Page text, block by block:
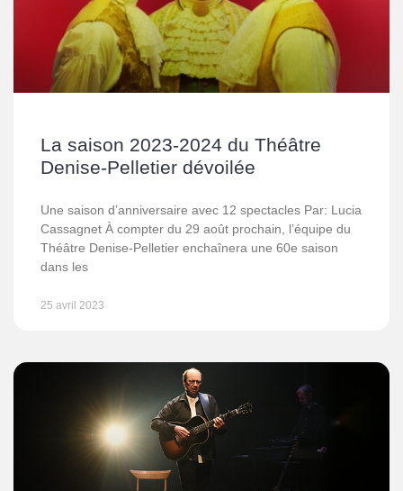
La saison 2023-2024 du Théâtre
Denise-Pelletier dévoilée
Une saison d’anniversaire avec 12 spectacles Par: Lucia
Cassagnet À compter du 29 août prochain, l’équipe du
Théâtre Denise-Pelletier enchaînera une 60e saison
dans les
25 avril 2023